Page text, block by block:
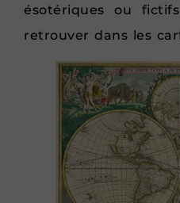
ésotériques ou
retrouver dans les